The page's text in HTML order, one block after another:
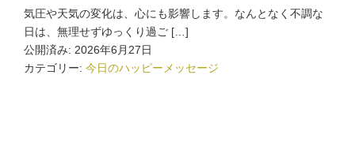
気圧や天気の変化は、心にも影響します。なんとなく不調な
日は、無理せずゆっくり過ご […]
公開済み: 2026年6月27日
カテゴリー: 今日のハッピーメッセージ